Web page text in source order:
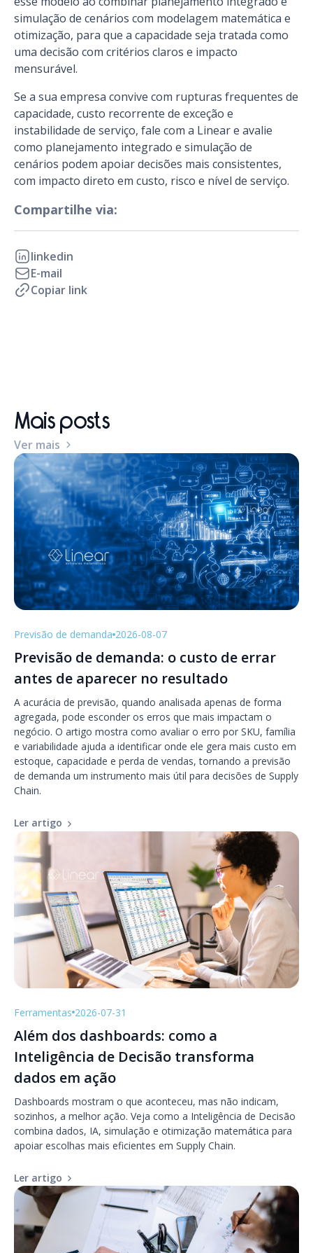
simulação de cenários com modelagem matemática e
otimização, para que a capacidade seja tratada como
uma decisão com critérios claros e impacto
mensurável.
Se a sua empresa convive com rupturas frequentes de
capacidade, custo recorrente de exceção e
instabilidade de serviço, fale com a Linear e avalie
como planejamento integrado e simulação de
cenários podem apoiar decisões mais consistentes,
com impacto direto em custo, risco e nível de serviço.
Compartilhe via:
linkedin
E-mail
Copiar link
Mais posts
Ver mais
Previsão de demanda 2026-08-07
Previsão de demanda: o custo de errar
antes de aparecer no resultado
A acurácia de previsão, quando analisada apenas de forma
agregada, pode esconder os erros que mais impactam o
negócio. O artigo mostra como avaliar o erro por SKU, família
e variabilidade ajuda a identificar onde ele gera mais custo em
estoque, capacidade e perda de vendas, tornando a previsão
de demanda um instrumento mais útil para decisões de Supply
Chain.
Ler artigo
Ferramentas 2026-07-31
Além dos dashboards: como a
Inteligência de Decisão transforma
dados em ação
Dashboards mostram o que aconteceu, mas não indicam,
sozinhos, a melhor ação. Veja como a Inteligência de Decisão
combina dados, IA, simulação e otimização matemática para
apoiar escolhas mais eficientes em Supply Chain.
Ler artigo